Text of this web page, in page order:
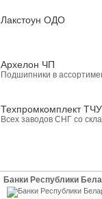
Лакстоун ОДО
Архелон ЧП
Подшипники в
Техпромкомплект
Всех заводов СНГ со
Банки Республики